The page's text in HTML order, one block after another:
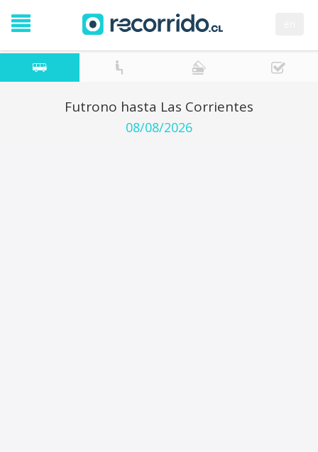
Futrono hasta Las Corrientes
08/08/2026